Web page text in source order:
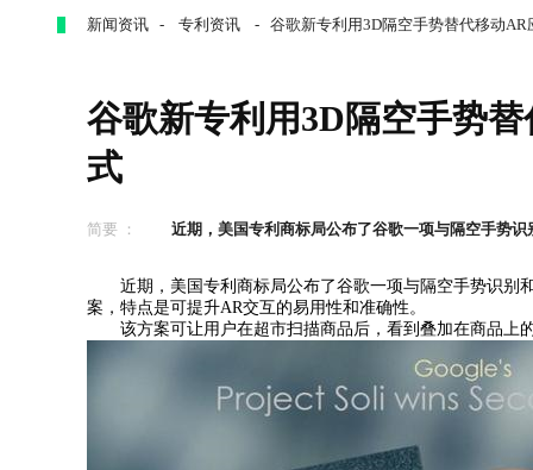
新闻资讯 - 专利资讯 - 谷歌新专利用3D隔空手势替代移动AR
谷歌新专利用3D隔空手势
式
简要 ： 近期，美国专利商标局公布了谷歌一项与隔空手势识
近期，美国专利商标局公布了谷歌一项与隔空手势识别
案，特点是可提升AR交互的易用性和准确性。
该方案可让用户在超市扫描商品后，看到叠加在商品上